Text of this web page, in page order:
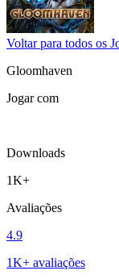
Voltar para todos os
Gloomhaven
Jogar com
Downloads
1K+
Avaliações
4.9
1K+ avaliações